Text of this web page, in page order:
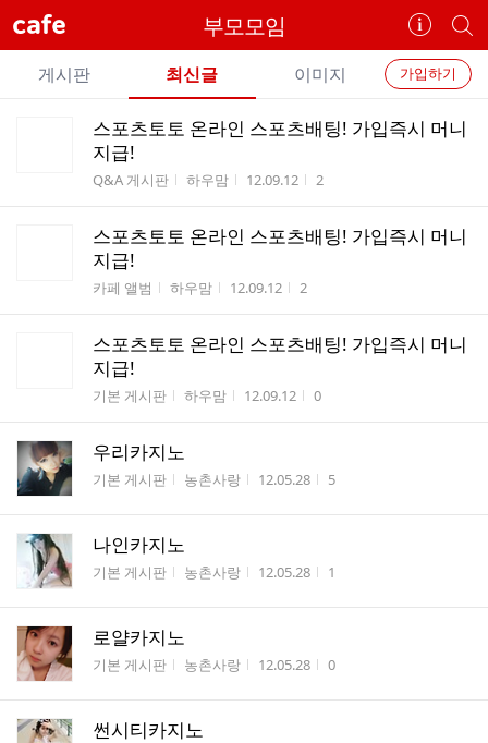
cafe 부모모임
카
페
정
보
기
개
별
카
페
검
색
메
가입하기
게시판 최신글 이미지
스포츠토토 온라인 스포츠배팅! 가입즉시 머니
지급!
게시판명
Q&A 게시판 작성자
하우맘 작성시간
12.09.12 조회수
2
스포츠토토 온라인 스포츠배팅! 가입즉시 머니
지급!
게시판명
카페 앨범 작성자
하우맘 작성시간
12.09.12 조회수
2
스포츠토토 온라인 스포츠배팅! 가입즉시 머니
지급!
게시판명
기본 게시판 작성자
하우맘 작성시간
12.09.12 조회수
0
우리카지노
게시판명
기본 게시판 작성자
농촌사랑 작성시간
12.05.28 조회수
5
나인카지노
게시판명
기본 게시판 작성자
농촌사랑 작성시간
12.05.28 조회수
1
로얄카지노
게시판명
기본 게시판 작성자
농촌사랑 작성시간
12.05.28 조회수
0
썬시티카지노